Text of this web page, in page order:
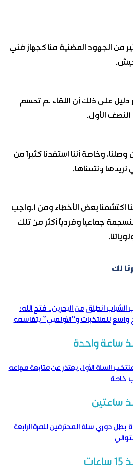
من الجهود المضنية منا كجهاز فني
دليل على ذلك أن اللقاء لم تحسم
النصف الأول.
وخاصة أننا استفدنا كثيراً من
نريدها ونتمناها.
اكتشفنا بعض الأخطاء ومن الواجب
جماعياً وفردياً أكثر من تلك
لك
الشباب انطلق من البحرين.. فتح الله:
واسع للمنتخبات و”الأولمبي” يتقاسمه
ساعة واحدة
السلة الأول يعتذر عن متابعة مهامه
خاصة
ساعتين
بطل دوري سلة المحترفين للمرة الرابعة